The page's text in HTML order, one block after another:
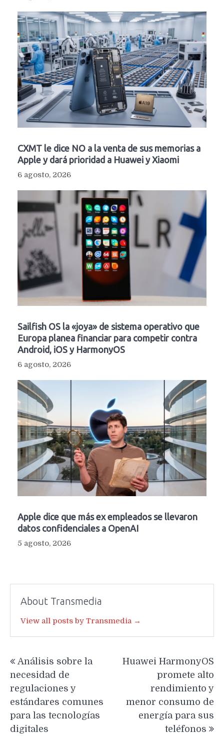
CXMT le dice NO a la venta de sus memorias a
Apple y dará prioridad a Huawei y Xiaomi
6 agosto, 2026
Sailfish OS la «joya» de sistema operativo que
Europa planea financiar para competir contra
Android, iOS y HarmonyOS
6 agosto, 2026
Apple dice que más ex empleados se llevaron
datos confidenciales a OpenAI
5 agosto, 2026
About Transmedia
View all posts by Transmedia →
entradas
Análisis sobre la
necesidad de
regulaciones y
estándares comunes
para las tecnologías
digitales
Huawei HarmonyOS
promete alto
rendimiento y
menor consumo de
energía para sus
teléfonos